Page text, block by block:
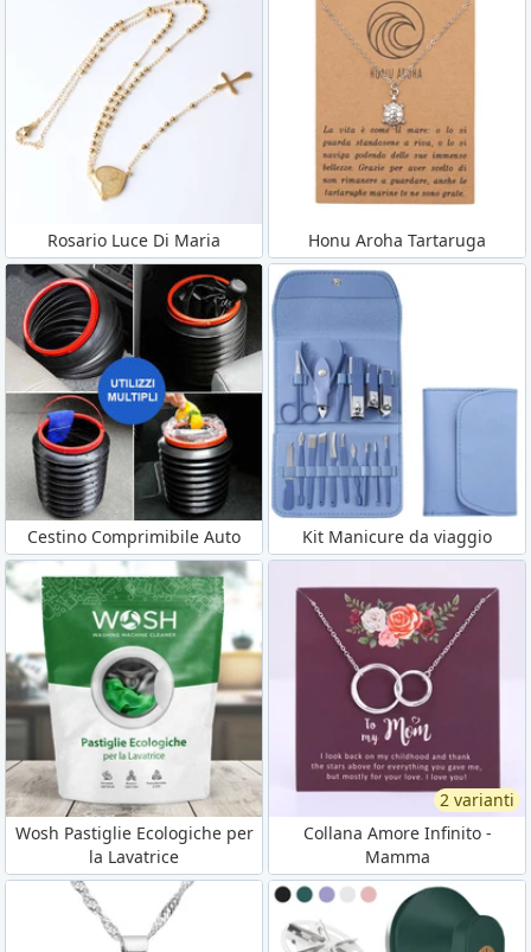
Rosario Luce Di Maria Honu Aroha Tartaruga
Cestino Comprimibile Auto Kit Manicure da viaggio
Wosh Pastiglie Ecologiche per
la Lavatrice
2 varianti
Collana Amore Infinito -
Mamma